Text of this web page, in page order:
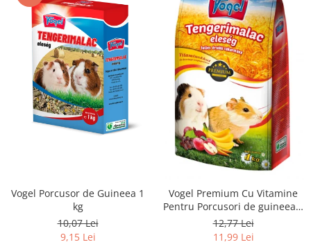
Vogel Porcusor de Guineea 1
kg
10,07 Lei
9,15 Lei
Vogel Premium Cu Vitamine
Pentru Porcusori de guineea 1
kg
12,77 Lei
11,99 Lei